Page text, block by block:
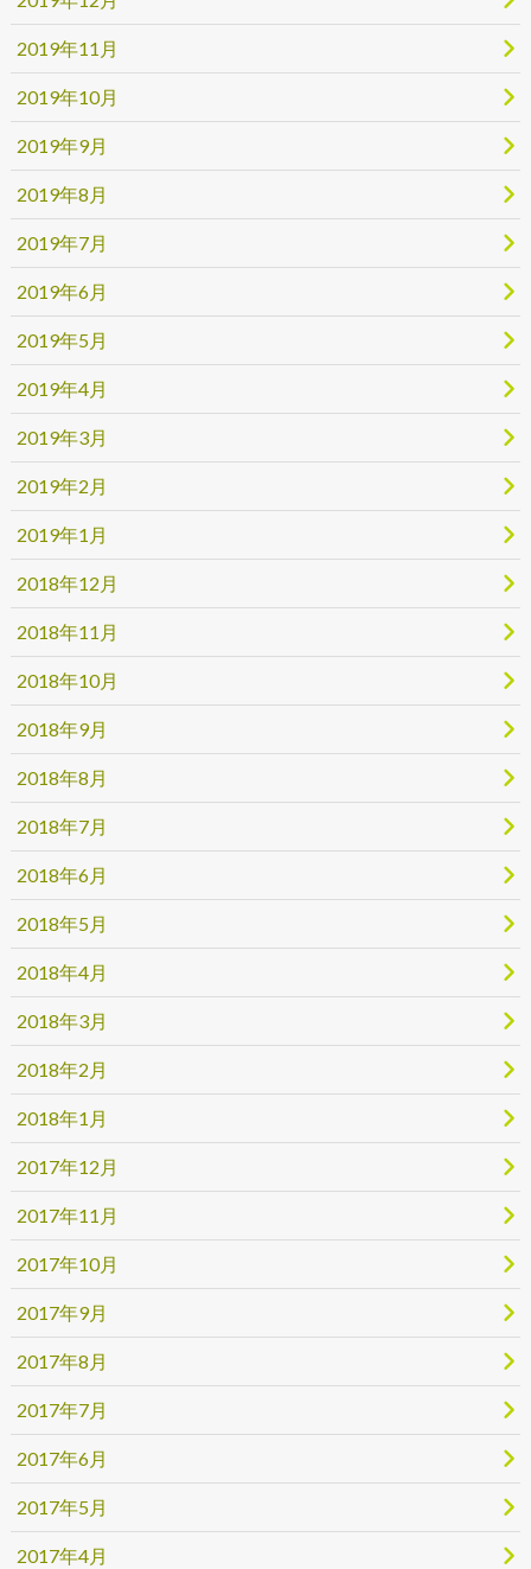
2019年11月
2019年10月
2019年9月
2019年8月
2019年7月
2019年6月
2019年5月
2019年4月
2019年3月
2019年2月
2019年1月
2018年12月
2018年11月
2018年10月
2018年9月
2018年8月
2018年7月
2018年6月
2018年5月
2018年4月
2018年3月
2018年2月
2018年1月
2017年12月
2017年11月
2017年10月
2017年9月
2017年8月
2017年7月
2017年6月
2017年5月
2017年4月